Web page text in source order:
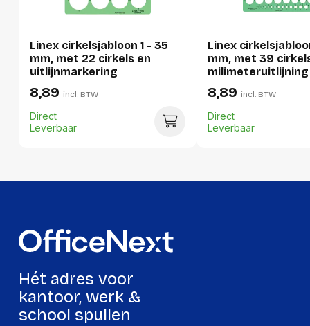
Breedte:
133 millimeter
Hoogte:
Lengte:
287 millimeter
Gewicht:
32 gram
Hoogte:
27 millimeter
Gewicht:
Linex cirkelsjabloon 1 - 35
mm, met 22 cirkels en
uitlijnmarkering
8,89 incl. BTW
Direct
Leverbaar
Linex
mm, met 39
milimeteruitlijning
8,89 incl. BTW
Direct
Leverbaar
Hét adres voor
kantoor, werk &
school spullen